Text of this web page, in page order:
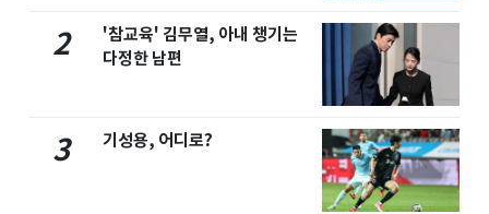
2
'참교육' 김무열, 아내 챙기는
다정한 남편
3 기성용, 어디로?